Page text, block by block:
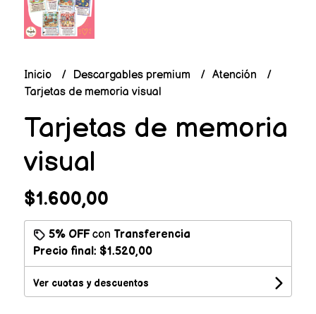
Inicio Descargables premium
Atención
Tarjetas de memoria visual
Tarjetas de memoria
visual
$1.600,00
5% OFFcon Transferencia
Precio final: $1.520,00
Ver cuotas y descuentos